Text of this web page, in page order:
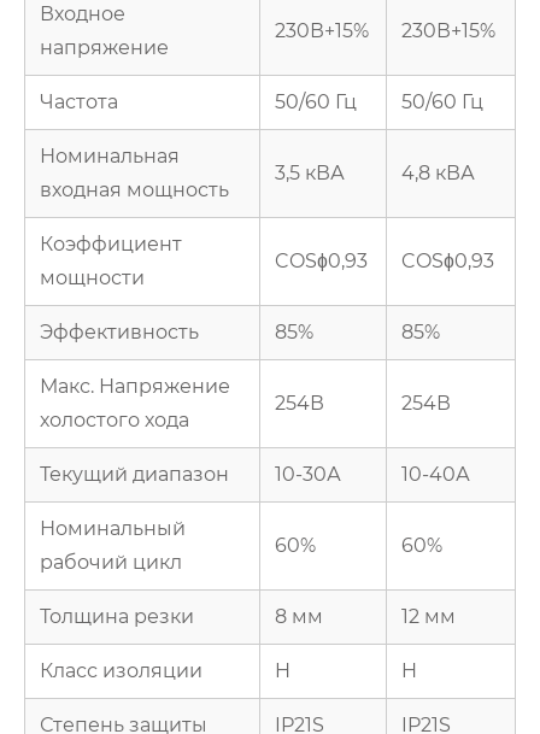
Входное
напряжение
230В+15% 230В+15%
Частота 50/60 Гц 50/60 Гц
Номинальная
входная мощность
3,5 кВА 4,8 кВА
Коэффициент
мощности
COSɸ0,93 COSɸ0,93
Эффективность 85% 85%
Макс. Напряжение
холостого хода
254В 254В
Текущий диапазон 10-30А 10-40А
Номинальный
рабочий цикл
60% 60%
Толщина резки 8 мм 12 мм
Класс изоляции H H
Степень защиты IP21S IP21S